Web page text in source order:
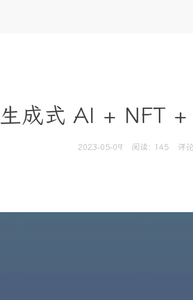
生成式 AI + NFT +
2023-05-09 阅读: 145 评